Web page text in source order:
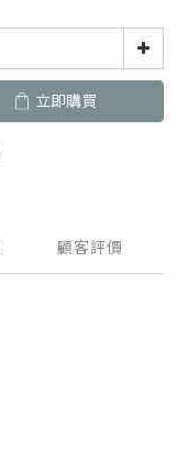
立即購買
顧客評價